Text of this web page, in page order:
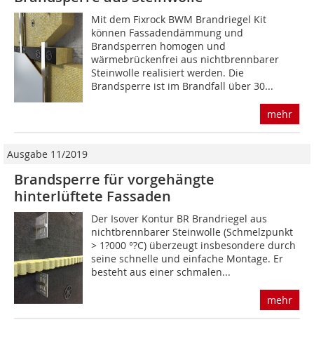
Mit dem Fixrock BWM Brandriegel Kit
können Fassadendämmung und
Brandsperren homogen und
wärmebrückenfrei aus nichtbrennbarer
Steinwolle realisiert werden. Die
Brandsperre ist im Brandfall über 30...
mehr
Ausgabe 11/2019
Brandsperre für vorgehängte
hinterlüftete Fassaden
Der Isover Kontur BR Brandriegel aus
nichtbrennbarer Steinwolle (Schmelzpunkt
> 1?000 °?C) überzeugt insbesondere durch
seine schnelle und einfache Montage. Er
besteht aus einer schmalen...
mehr